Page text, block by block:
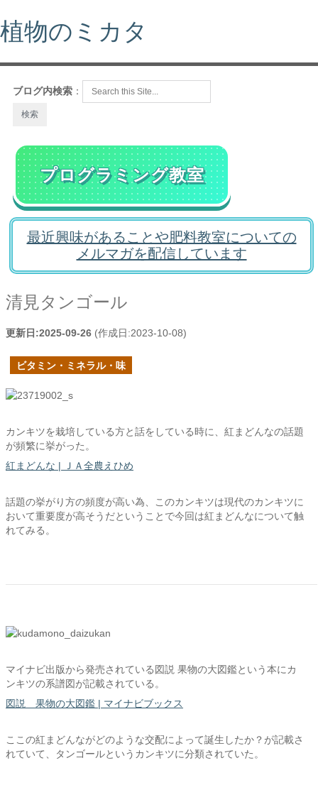
植物のミカタ
ブログ内検索 ：
プログラミング教室
最近興味があることや肥料教室についての
メルマガを配信しています
清見タンゴール
更新日:2025-09-26 (作成日:2023-10-08)
ビタミン・ミネラル・味
カンキツを栽培している方と話をしている時に、紅まどんなの話題
が頻繁に挙がった。
紅まどんな | ＪＡ全農えひめ
話題の挙がり方の頻度が高い為、このカンキツは現代のカンキツに
おいて重要度が高そうだということで今回は紅まどんなについて触
れてみる。
マイナビ出版から発売されている図説 果物の大図鑑という本にカ
ンキツの系譜図が記載されている。
図説 果物の大図鑑 | マイナビブックス
ここの紅まどんながどのような交配によって誕生したか？が記載さ
れていて、タンゴールというカンキツに分類されていた。